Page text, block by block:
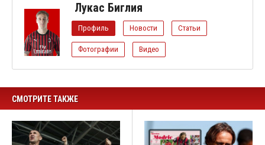
Лукас Биглия
Профиль Новости Статьи
Фотографии Видео
СМОТРИТЕ ТАКЖЕ